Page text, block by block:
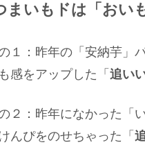
まいもドは「おい
１：昨年の「安納芋」
感をアップした「 追い
２：昨年になかった「
んぴをのせちゃった「